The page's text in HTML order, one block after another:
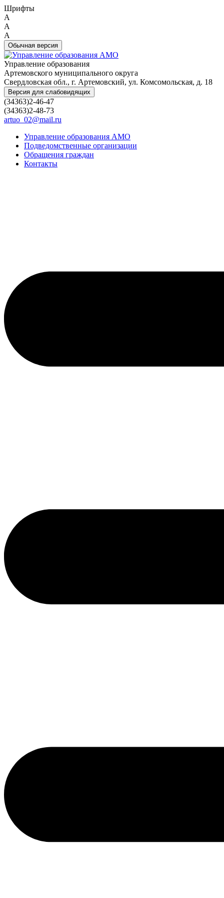
Шрифты
A
A
A
Обычная версия
Управление образования
Артемовского муниципального округа
Свердловская обл., г. Артемовский, ул. Комсомольская, д. 18
Версия для слабовидящих
(34363)2-46-47
(34363)2-48-73
artuo_02@mail.ru
Управление образования АМО
Подведомственные организации
Обращения граждан
Контакты